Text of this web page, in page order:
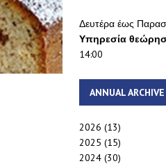
Δευτέρα έως
Υπηρεσία
14:00
ANNUAL ARCHIVE
2026 (13)
2025 (15)
2024(30)